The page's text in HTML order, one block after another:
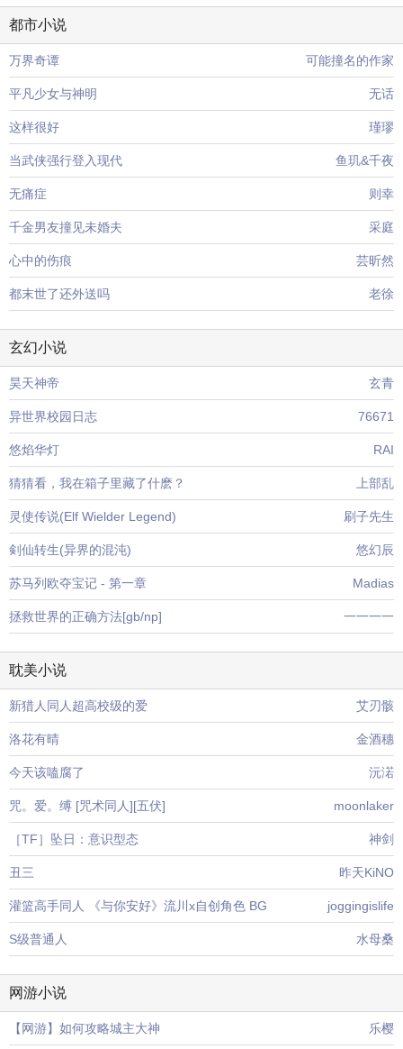
都市小说
万界奇谭 可能撞名的作家
平凡少女与神明 无话
这样很好 瑾璆
当武侠强行登入现代 鱼玑&千夜
无痛症 则幸
千金男友撞见未婚夫 采庭
心中的伤痕 芸昕然
都末世了还外送吗 老徐
玄幻小说
昊天神帝 玄青
异世界校园日志 76671
悠焰华灯 RAI
猜猜看，我在箱子里藏了什麽？ 上部乱
灵使传说(Elf Wielder Legend) 刷子先生
剣仙转生(异界的混沌) 悠幻辰
苏马列欧夺宝记 - 第一章 Madias
拯救世界的正确方法[gb/np] 一一一一
耽美小说
新猎人同人超高校级的爱 艾刃骸
洛花有晴 金酒穗
今天该嗑腐了 沅渃
咒。爱。缚 [咒术同人][五伏] moonlaker
［TF］坠日：意识型态 神剑
丑三 昨天KiNO
灌篮高手同人 《与你安好》流川x自创角色 BG joggingislife
S级普通人 水母桑
网游小说
【网游】如何攻略城主大神 乐樱